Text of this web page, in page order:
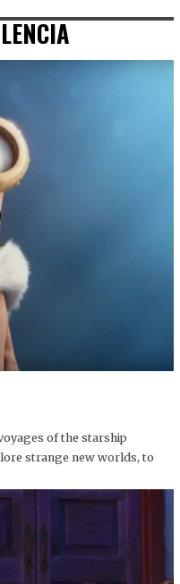
of the starship
strange new worlds, to